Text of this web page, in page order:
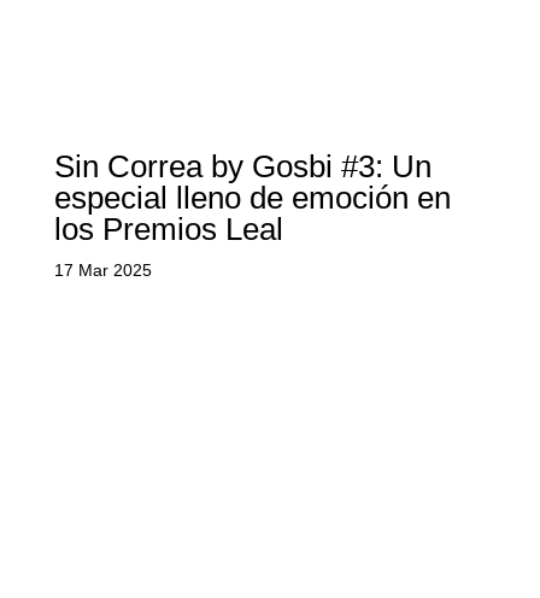
Sin Correa by Gosbi #3: Un
especial lleno de emoción en
los Premios Leal
17 Mar 2025